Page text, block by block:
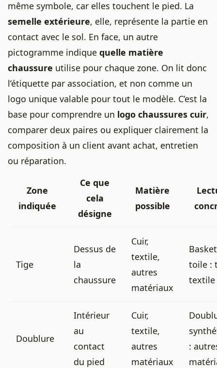
même symbole, car elles touchent le pied. La
semelle extérieure, elle, représente la partie en
contact avec le sol. En face, un autre
pictogramme indique quelle matière
chaussure utilise pour chaque zone. On lit donc
l’étiquette par association, et non comme un
logo unique valable pour tout le modèle. C’est la
base pour comprendre un logo chaussures cuir,
comparer deux paires ou expliquer clairement la
composition à un client avant achat, entretien
ou réparation.
Zone
indiquée
Ce que
cela
désigne
Matière
possible
Tige
Dessus de
la
chaussure
Cuir,
textile,
autres
matériaux
toile :
textile
Doublure
Intérieur
au
contact
du pied
Cuir,
textile,
autres
matériaux
: